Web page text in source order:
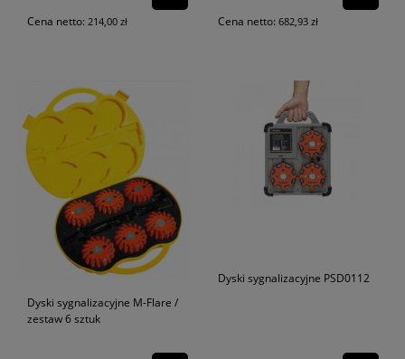
Cena netto: 214,00 zł Cena netto: 682,93 zł
Dyski sygnalizacyjne M-Flare /
zestaw 6 sztuk
Dyski sygnalizacyjne PSD0112